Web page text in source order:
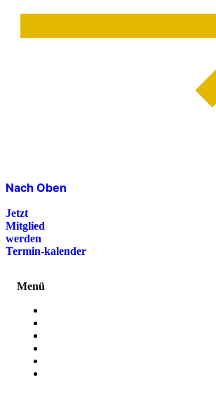
Nach Oben
Jetzt
Mitglied
werden
Termin-kalender
Menü